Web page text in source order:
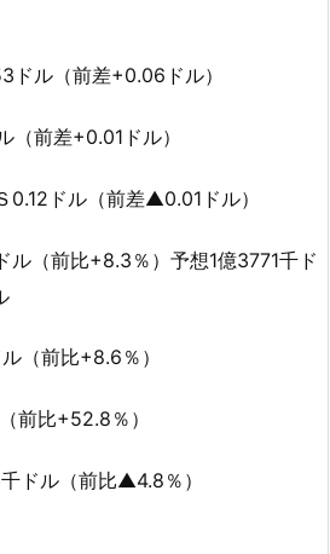
ル（前差+0.06ドル）
前差+0.01ドル）
ドル（前差▲0.01ドル）
（前比+8.3％）予想1億3771千ド
（前比+8.6％）
比+52.8％）
ドル（前比▲4.8％）